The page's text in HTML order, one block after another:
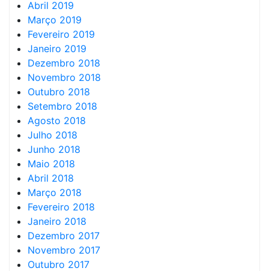
Abril 2019
Março 2019
Fevereiro 2019
Janeiro 2019
Dezembro 2018
Novembro 2018
Outubro 2018
Setembro 2018
Agosto 2018
Julho 2018
Junho 2018
Maio 2018
Abril 2018
Março 2018
Fevereiro 2018
Janeiro 2018
Dezembro 2017
Novembro 2017
Outubro 2017